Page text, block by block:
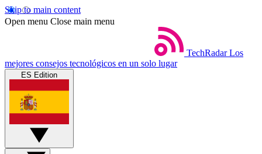
Skip to main content
Open menu Close main menu
TechRadar Los
mejores consejos tecnológicos en un solo lugar
ES Edition